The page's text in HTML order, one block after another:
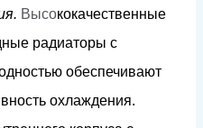
я. Высококачественные
ные радиаторы с
дностью обеспечивают
вность охлаждения.